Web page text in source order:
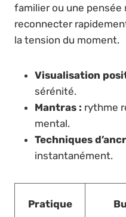
familier ou une
reconnecter
la tension du moment.
Visualisation
sérénité.
Mantras : rythme
mental.
Techniques
instantanément.
Pratique